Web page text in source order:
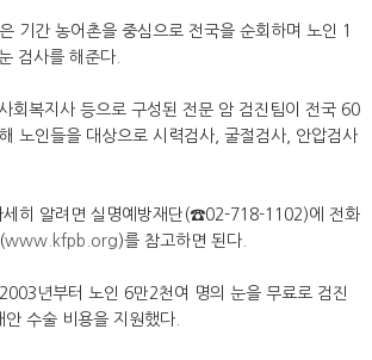
기간 농어촌을 중심으로 전국을 순회하며 노인 1
검사를 해준다.
회복지사 등으로 구성된 전문 암 검진팀이 전국 60
노인들을 대상으로 시력검사, 굴절검사, 안압검사
세히 알려면 실명예방재단(☎02-718-1102)에 전화
www.kfpb.org )를 참고하면 된다.
년부터 노인 6만2천여 명의 눈을 무료로 검진
수술 비용을 지원했다.